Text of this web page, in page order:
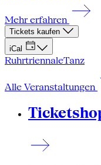
Mehr erfahren
Tickets kaufen
iCal
RuhrtriennaleTanz
Alle Veranstaltungen